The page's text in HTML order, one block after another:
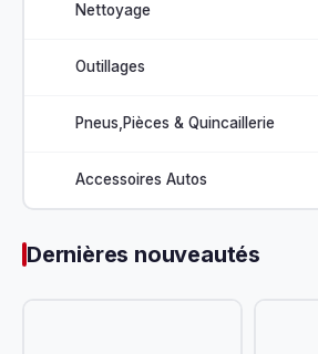
Nettoyage
Outillages
Pneus,Pièces & Quincaillerie
Accessoires Autos
Dernières nouveautés